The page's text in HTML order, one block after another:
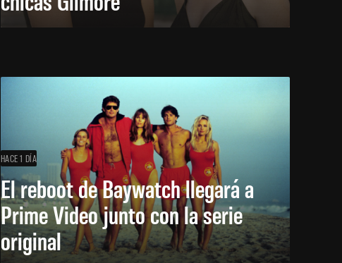
HACE 1 DÍA
El reboot de Baywatch llegará a
Prime Video junto con la serie
original